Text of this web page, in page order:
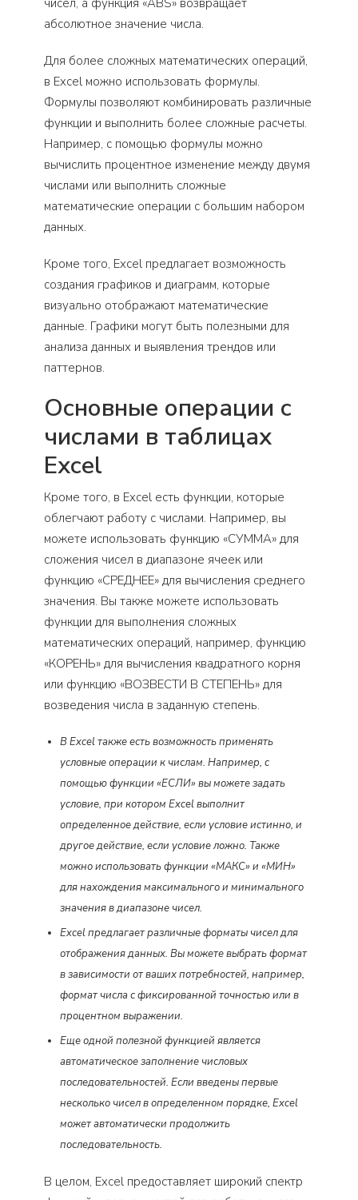
абсолютное значение числа.
Для более сложных математических операций,
в Excel можно использовать формулы.
Формулы позволяют комбинировать различные
функции и выполнить более сложные расчеты.
Например, с помощью формулы можно
вычислить процентное изменение между двумя
числами или выполнить сложные
математические операции с большим набором
данных.
Кроме того, Excel предлагает возможность
создания графиков и диаграмм, которые
визуально отображают математические
данные. Графики могут быть полезными для
анализа данных и выявления трендов или
паттернов.
Основные операции с
числами в таблицах
Excel
Кроме того, в Excel есть функции, которые
облегчают работу с числами. Например, вы
можете использовать функцию «СУММА» для
сложения чисел в диапазоне ячеек или
функцию «СРЕДНЕЕ» для вычисления среднего
значения. Вы также можете использовать
функции для выполнения сложных
математических операций, например, функцию
«КОРЕНЬ» для вычисления квадратного корня
или функцию «ВОЗВЕСТИ В СТЕПЕНЬ» для
возведения числа в заданную степень.
В Excel также есть возможность применять
условные операции к числам. Например, с
помощью функции «ЕСЛИ» вы можете задать
условие, при котором Excel выполнит
определенное действие, если условие истинно, и
другое действие, если условие ложно. Также
можно использовать функции «МАКС» и «МИН»
для нахождения максимального и минимального
значения в диапазоне чисел.
Excel предлагает различные форматы чисел для
отображения данных. Вы можете выбрать формат
в зависимости от ваших потребностей, например,
формат числа с фиксированной точностью или в
процентном выражении.
Еще одной полезной функцией является
автоматическое заполнение числовых
последовательностей. Если введены первые
несколько чисел в определенном порядке, Excel
может автоматически продолжить
последовательность.
В целом, Excel предоставляет широкий спектр